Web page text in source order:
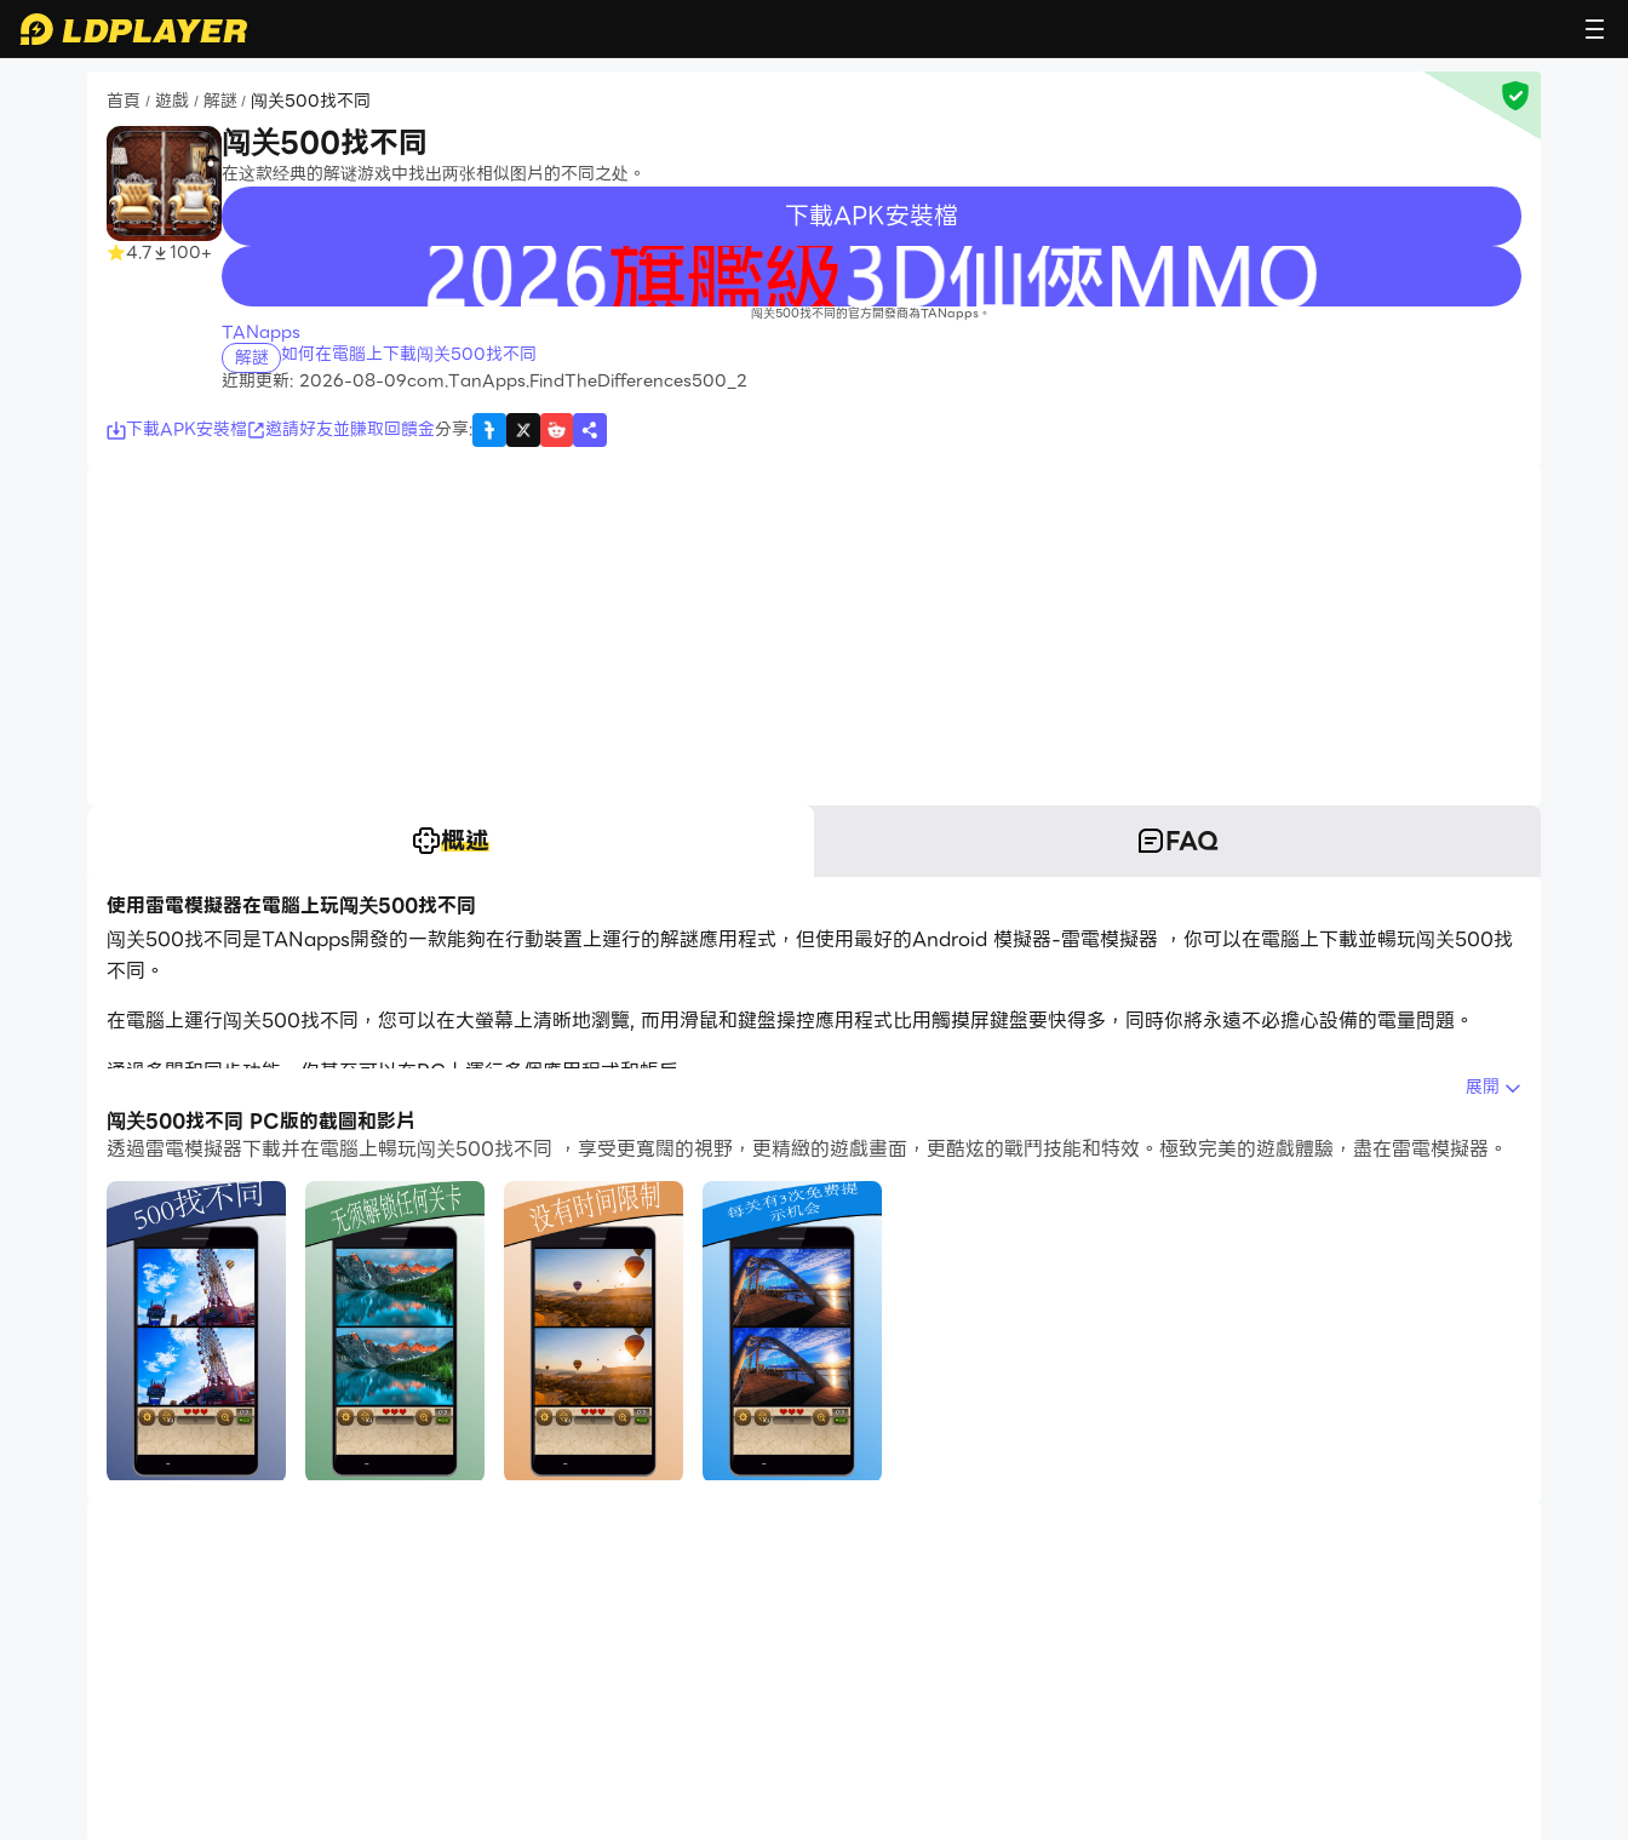
首頁 / 遊戲 / 解謎 / 闯关500找不同
4.7 100+
闯关500找不同
在这款经典的解谜游戏中找出两张相似图片的不同之处。
下載APK安裝檔
recommend
闯关500找不同的官方開發商為TANapps。
TANapps
解謎 如何在電腦上下載闯关500找不同
近期更新: 2026-08-09com.TanApps.FindTheDifferences500_2
下載APK安裝檔
邀請好友並賺取回饋金分享:
概述 FAQ
使用雷電模擬器在電腦上玩闯关500找不同
闯关500找不同是TANapps開發的一款能夠在行動裝置上運行的解謎應用程式，但使用最好的Android 模擬器-雷電模擬器 ，你可以在電腦上下載並暢玩闯关500找
不同。
在電腦上運行闯关500找不同，您可以在大螢幕上清晰地瀏覽, 而用滑鼠和鍵盤操控應用程式比用觸摸屏鍵盤要快得多，同時你將永遠不必擔心設備的電量問題。
通過多開和同步功能，你甚至可以在PC上運行多個應用程式和帳戶。
而文件互傳功能讓分享圖像、影片和文件也變得非常容易。
体验《闯关500找不同》这款经典的解谜游戏，在欣赏亮眼的图片的同时让大脑得到放松，也让眼力和脑力得到锻炼。它的玩法类似于找隐藏物的游戏。
游戏特色：
• 高达500个关卡等你挑战！
• 没有时间限制
• 无须解锁任何关卡
• 每关有3次免费提示机会
展開
闯关500找不同 PC版的截圖和影片
透過雷電模擬器下載并在電腦上暢玩闯关500找不同 ，享受更寬闊的視野，更精緻的遊戲畫面，更酷炫的戰鬥技能和特效。極致完美的遊戲體驗，盡在雷電模擬器。